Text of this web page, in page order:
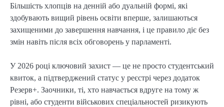
Більшість хлопців на денній або дуальній формі, які
здобувають вищий рівень освіти вперше, залишаються
захищеними до завершення навчання, і це правило діє без
змін навіть після всіх обговорень у парламенті.
У 2026 році ключовий захист — це не просто студентський
квиток, а підтверджений статус у реєстрі через додаток
Резерв+. Заочники, ті, хто навчається вдруге на тому ж
рівні, або студенти військових спеціальностей ризикують